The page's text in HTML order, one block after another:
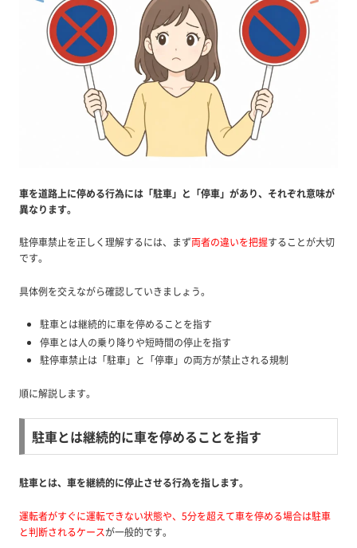
車を道路上に停める行為には「駐車」と「停車」があり、それぞれ意味が
異なります。
駐停車禁止を正しく理解するには、まず両者の違いを把握することが大切
です。
具体例を交えながら確認していきましょう。
駐車とは継続的に車を停めることを指す
停車とは人の乗り降りや短時間の停止を指す
駐停車禁止は「駐車」と「停車」の両方が禁止される規制
順に解説します。
駐車とは継続的に車を停めることを指す
駐車とは、車を継続的に停止させる行為を指します。
運転者がすぐに運転できない状態や、5分を超えて車を停める場合は駐車
と判断されるケースが一般的です。